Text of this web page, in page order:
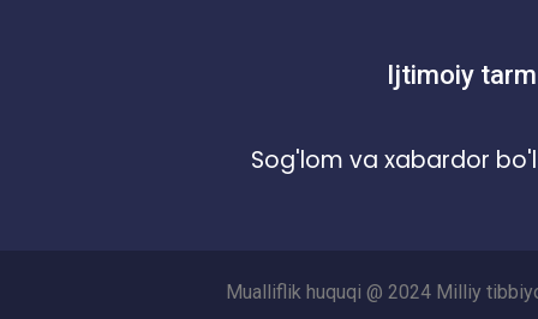
Ijtimoiy
Sog'lom va xabardor
Mualliflik huquqi @ 2024 Milliy